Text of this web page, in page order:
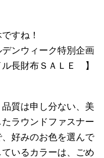
すね！
ンウィーク特別企画
長財布ＳＡＬＥ 】
質は申し分ない、美
ラウンドファスナー
好みのお色を選んで
いるカラーは、ごめ